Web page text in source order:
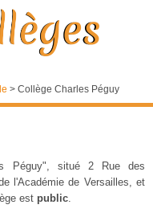
> Collège Charles Péguy
Péguy", situé 2 Rue des
l'Académie de Versailles, et
est public.